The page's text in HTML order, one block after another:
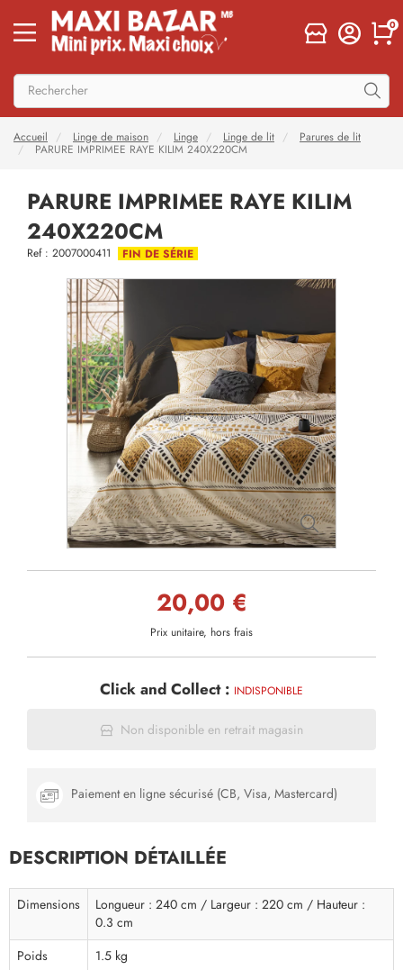
0
Accueil Linge de maison Linge Linge de lit
Parures de lit
PARURE IMPRIMEE RAYE KILIM 240X220CM
PARURE IMPRIMEE RAYE KILIM
240X220CM
Ref : 2007000411 FIN DE SÉRIE
20,00 €
Prix unitaire, hors frais
Click and Collect : INDISPONIBLE
Non disponible en retrait magasin
Paiement en ligne sécurisé (CB, Visa, Mastercard)
DESCRIPTION DÉTAILLÉE
Dimensions
Longueur : 240 cm / Largeur : 220 cm / Hauteur :
0.3 cm
Poids
1.5 kg